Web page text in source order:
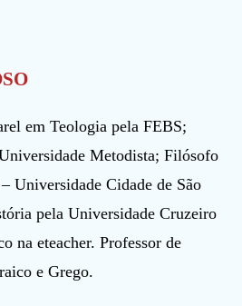
em Teologia pela FEBS;
Metodista; Filósofo
Universidade Cidade de São
pela Universidade Cruzeiro
na eteacher. Professor de
e Grego.